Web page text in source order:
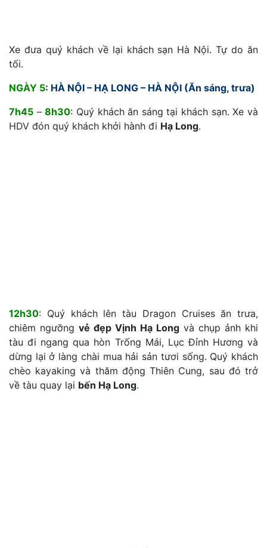
Xe đưa quý khách về lại khách sạn Hà Nội. Tự do ăn
tối.
NGÀY 5: HÀ NỘI – HẠ LONG – HÀ NỘI (Ăn sáng, trưa)
7h45 –8h30: Quý khách ăn sáng tại khách sạn. Xe và
HDV đón quý khách khởi hành đi Hạ Long.
12h30: Quý khách lên tàu Dragon Cruises ăn trưa,
chiêm ngưỡng vẻ đẹp Vịnh Hạ Long và chụp ảnh khi
tàu đi ngang qua hòn Trống Mái, Lục Đỉnh Hương và
dừng lại ở làng chài mua hải sản tươi sống. Quý khách
chèo kayaking và thăm động Thiên Cung, sau đó trở
về tàu quay lại bến Hạ Long.